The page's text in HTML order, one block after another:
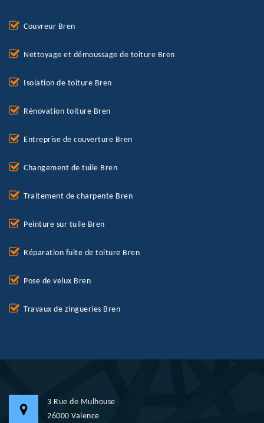
Couvreur Bren
Nettoyage et démoussage de toiture Bren
Isolation de toiture Bren
Rénovation toiture Bren
Entreprise de couverture Bren
Changement de tuile Bren
Traitement de charpente Bren
Peinture sur tuile Bren
Réparation fuite de toiture Bren
Pose de velux Bren
Travaux de zingueries Bren
3 Rue de Mulhouse
26000 Valence